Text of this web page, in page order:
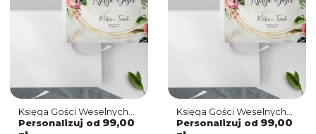
Księga Gości Weselnych
Spring Love Motyw 5
Personalizuj od 99,00
Księga Gości Weselnych
Spring Love Motyw 4
Personalizuj od 99,00